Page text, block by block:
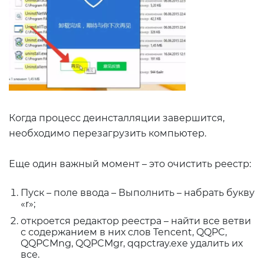
Когда процесс деинсталляции завершится,
необходимо перезагрузить компьютер.
Еще один важный момент – это очистить реестр:
Пуск – поле ввода – Выполнить – набрать букву
«r»;
откроется редактор реестра – найти все ветви
с содержанием в них слов Tencent, QQPC,
QQPCMng, QQPCMgr, qqpctray.exe удалить их
все.